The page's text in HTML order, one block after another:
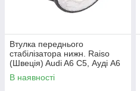
Втулка переднього
стабілізатора нижн. Raiso
(Швеція) Audi A6 C5, Ауді А6
Ц5 97- #RL-8D0317C
UANWQEO4
В наявності